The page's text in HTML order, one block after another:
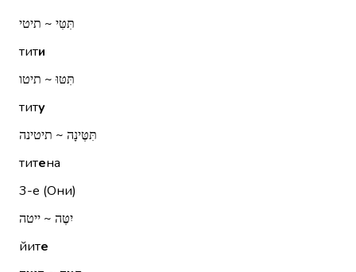
תִּטִּי ~ תיטי
тити
תִּטּוּ ~ תיטו
титу
תִּטֶּינָה ~ תיטינה
титена
3-е (Они)
יִטֶּה ~ ייטה
йите